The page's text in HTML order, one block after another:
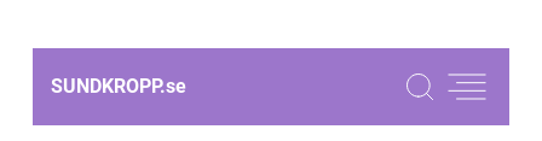
SUNDKROPP.se